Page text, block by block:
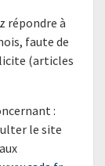
répondre à
faute de
(articles
:
le site